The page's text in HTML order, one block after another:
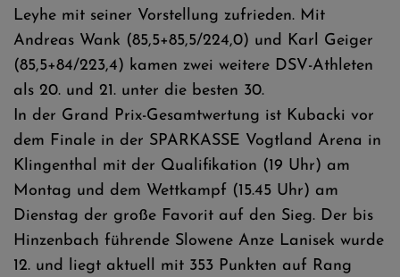
Leyhe mit seiner Vorstellung zufrieden. Mit
Andreas Wank (85,5+85,5/224,0) und Karl Geiger
(85,5+84/223,4) kamen zwei weitere DSV-Athleten
als 20. und 21. unter die besten 30.
In der Grand Prix-Gesamtwertung ist Kubacki vor
dem Finale in der SPARKASSE Vogtland Arena in
Klingenthal mit der Qualifikation (19 Uhr) am
Montag und dem Wettkampf (15.45 Uhr) am
Dienstag der große Favorit auf den Sieg. Der bis
Hinzenbach führende Slowene Anze Lanisek wurde
12. und liegt aktuell mit 353 Punkten auf Rang